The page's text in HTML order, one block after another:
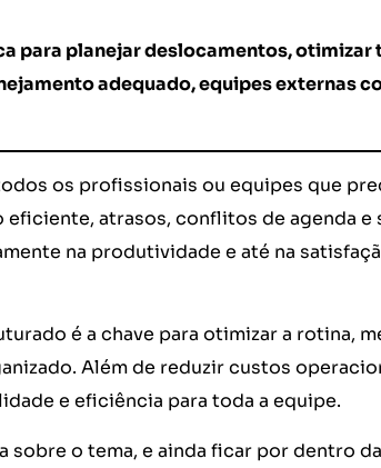
para planejar deslocamentos, otimizar
adequado, equipes externas
os profissionais ou equipes que
eficiente, atrasos, conflitos de agenda e
na produtividade e até na
é a chave para otimizar a rotina,
Além de reduzir custos
e eficiência para toda a equipe.
o tema, e ainda ficar por dentro